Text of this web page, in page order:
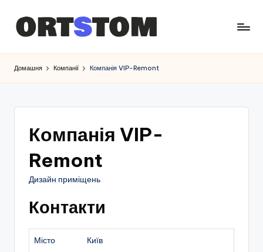
Домашня Компанії Компанія VIP-Remont
Компанія VIP-
Remont
Дизайн приміщень
Контакти
Місто Київ